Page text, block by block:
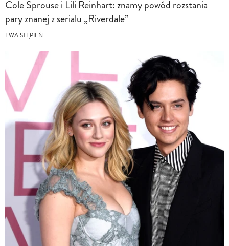
Cole Sprouse i Lili Reinhart: znamy powód rozstania
pary znanej z serialu „Riverdale”
EWA STĘPIEŃ